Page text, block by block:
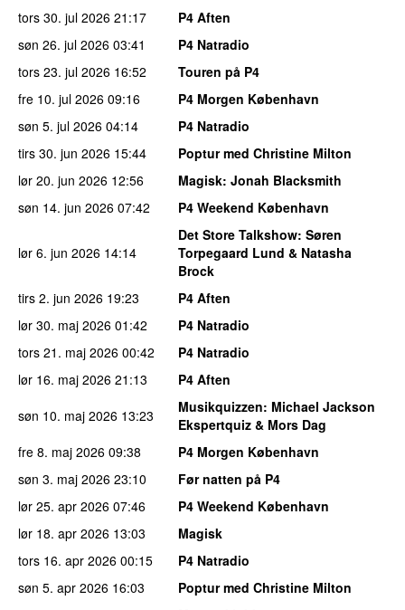
tors 30. jul 2026 21:17
P4 Aften
søn 26. jul 2026 03:41
P4 Natradio
tors 23. jul 2026 16:52
Touren på P4
fre 10. jul 2026 09:16
P4 Morgen København
søn 5. jul 2026 04:14
P4 Natradio
tirs 30. jun 2026 15:44
Poptur med Christine Milton
lør 20. jun 2026 12:56 Magisk: Jonah Blacksmith
søn 14. jun 2026 07:42 P4 Weekend København
lør 6. jun 2026 14:14
Det Store Talkshow: Søren
Torpegaard Lund & Natasha
Brock
tirs 2. jun 2026 19:23
P4 Aften
lør 30. maj 2026 01:42
P4 Natradio
tors 21. maj 2026 00:42
P4 Natradio
lør 16. maj 2026 21:13
P4 Aften
søn 10. maj 2026 13:23 Musikquizzen: Michael Jackson
Ekspertquiz & Mors Dag
fre 8. maj 2026 09:38
P4 Morgen København
søn 3. maj 2026 23:10
Før natten på P4
lør 25. apr 2026 07:46
P4 Weekend København
lør 18. apr 2026 13:03
Magisk
tors 16. apr 2026 00:15
P4 Natradio
søn 5. apr 2026 16:03
Poptur med Christine Milton